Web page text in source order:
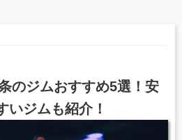
のジムおすすめ5選！安
いジムも紹介！